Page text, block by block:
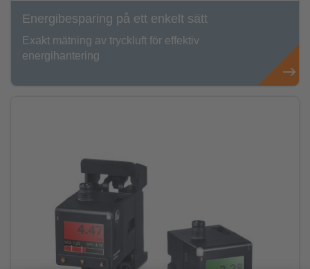
Energibesparing på ett enkelt sätt
Exakt mätning av tryckluft för effektiv
energihantering